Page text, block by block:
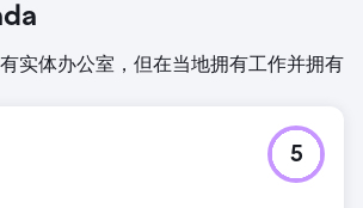
实体办公室，但在当地拥有工作并拥有
5